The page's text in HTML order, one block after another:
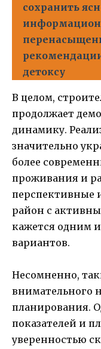
сохранить
детоксу
В целом,
продолжает
динамику.
значительно
более
проживания и
перспективные
район с
кажется одним
вариантов.
Несомненно,
внимательного
планирования.
показателей и
уверенностью